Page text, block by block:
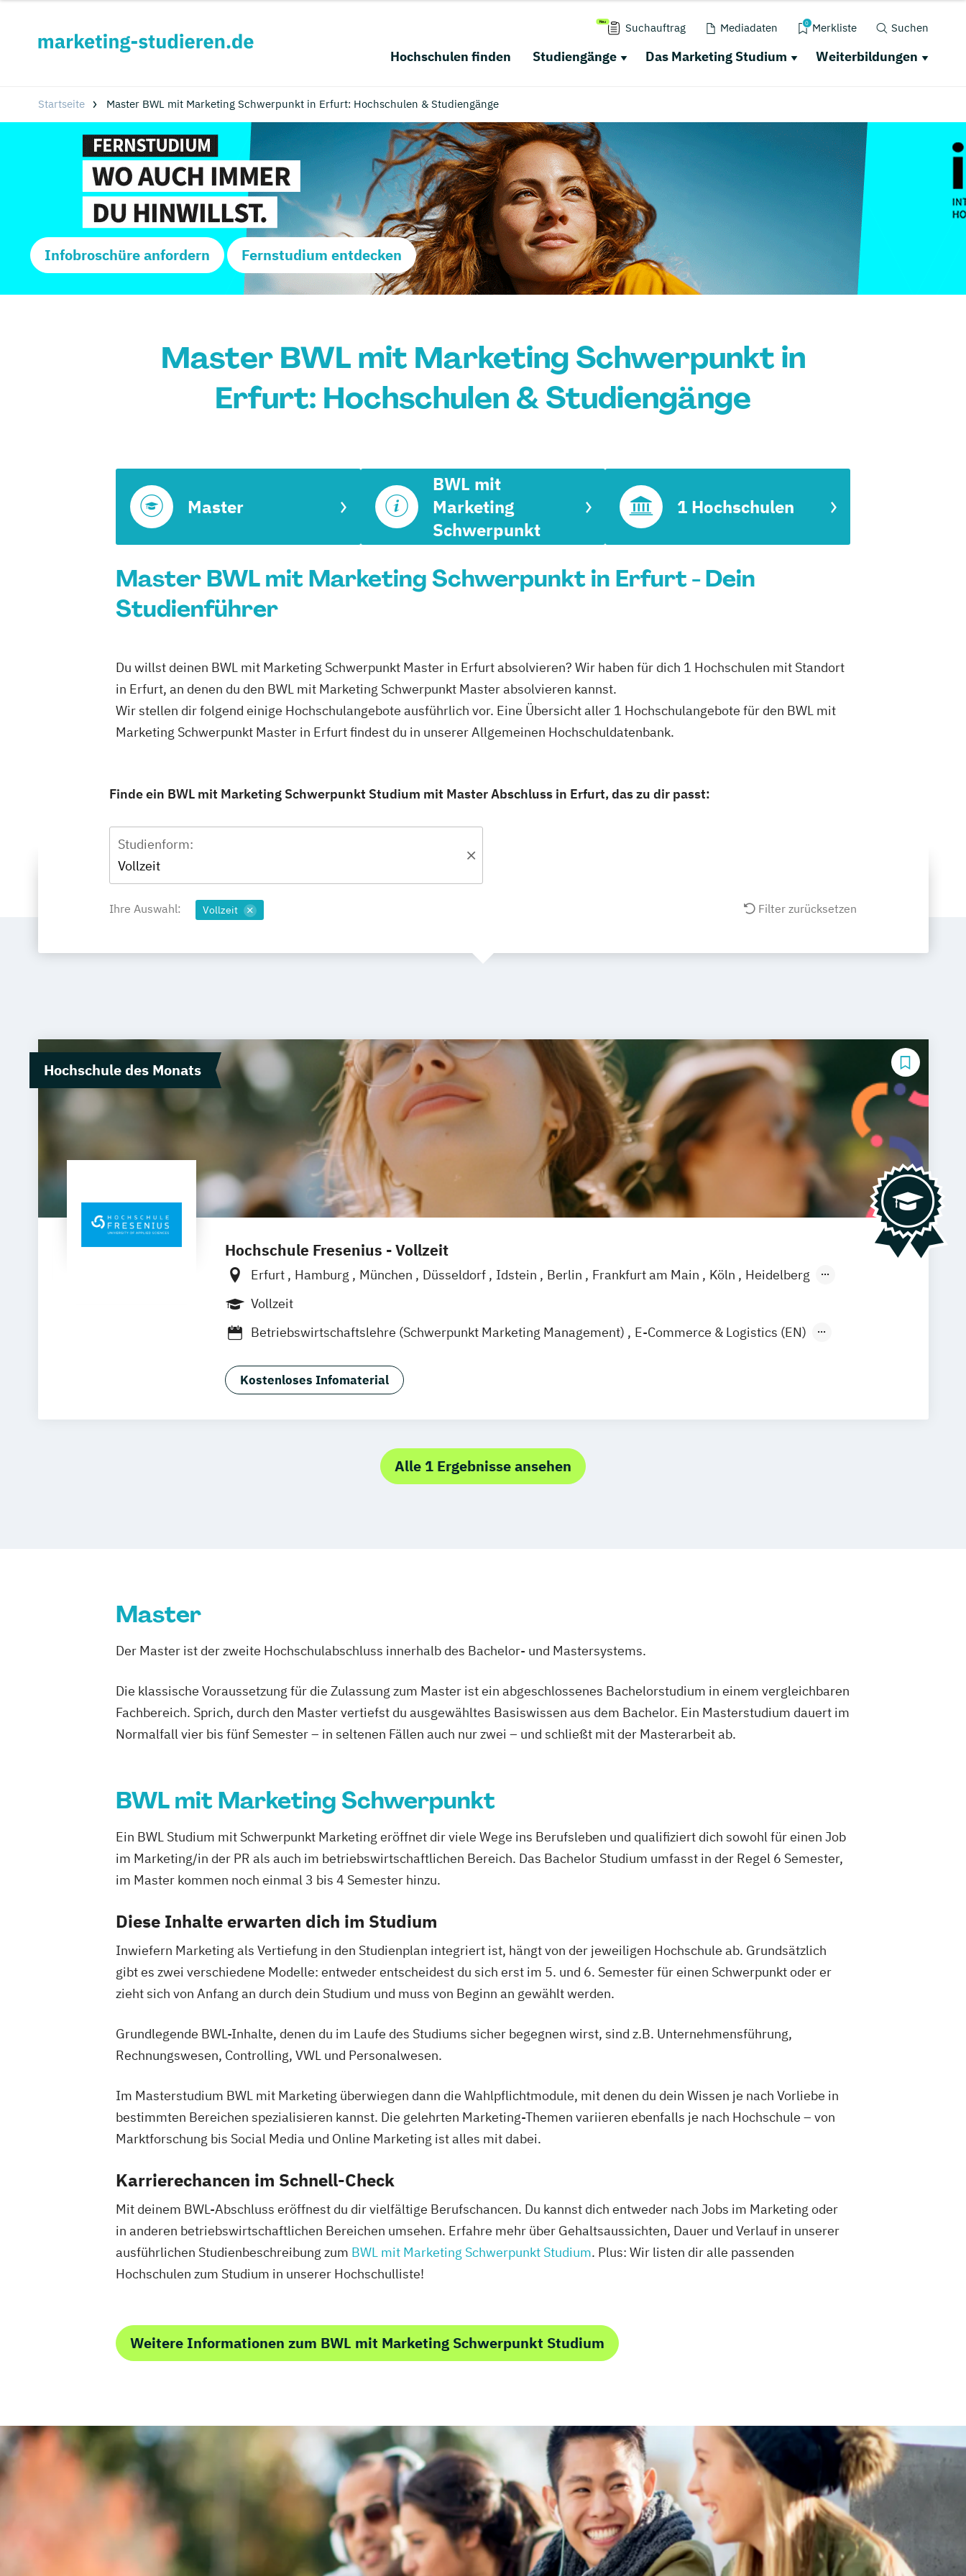
Suchauftrag Mediadaten 0 Merkliste Suchen
Hochschulen finden Studiengänge Das Marketing Studium Weiterbildungen
Startseite Master BWL mit Marketing Schwerpunkt in Erfurt: Hochschulen & Studiengänge
Infobroschüre anfordern Fernstudium entdecken
Master BWL mit Marketing Schwerpunkt in
Erfurt: Hochschulen & Studiengänge
Master
BWL mit
Marketing
Schwerpunkt
1 Hochschulen
Master BWL mit Marketing Schwerpunkt in Erfurt - Dein
Studienführer
Du willst deinen BWL mit Marketing Schwerpunkt Master in Erfurt absolvieren? Wir haben für dich 1 Hochschulen mit Standort
in Erfurt, an denen du den BWL mit Marketing Schwerpunkt Master absolvieren kannst.
Wir stellen dir folgend einige Hochschulangebote ausführlich vor. Eine Übersicht aller 1 Hochschulangebote für den BWL mit
Marketing Schwerpunkt Master in Erfurt findest du in unserer Allgemeinen Hochschuldatenbank.
Finde ein BWL mit Marketing Schwerpunkt Studium mit Master Abschluss in Erfurt, das zu dir passt:
Studienform:
Vollzeit
Ihre Auswahl: Vollzeit Filter zurücksetzen
Hochschule des Monats
Hochschule Fresenius - Vollzeit
Erfurt Hamburg München Düsseldorf Idstein Berlin Frankfurt am Main Köln
Heidelberg
Wiesbaden
Vollzeit
Betriebswirtschaftslehre (Schwerpunkt Marketing Management)
E-Commerce & Logistics (EN)
Medienmanagement und Digitales Marketing
Hotel- und Eventmanagement
Kostenloses Infomaterial
Alle 1 Ergebnisse ansehen
Master
Der Master ist der zweite Hochschulabschluss innerhalb des Bachelor- und Mastersystems.
Die klassische Voraussetzung für die Zulassung zum Master ist ein abgeschlossenes Bachelorstudium in einem vergleichbaren
Fachbereich. Sprich, durch den Master vertiefst du ausgewähltes Basiswissen aus dem Bachelor. Ein Masterstudium dauert im
Normalfall vier bis fünf Semester – in seltenen Fällen auch nur zwei – und schließt mit der Masterarbeit ab.
BWL mit Marketing Schwerpunkt
Ein BWL Studium mit Schwerpunkt Marketing eröffnet dir viele Wege ins Berufsleben und qualifiziert dich sowohl für einen Job
im Marketing/in der PR als auch im betriebswirtschaftlichen Bereich. Das Bachelor Studium umfasst in der Regel 6 Semester,
im Master kommen noch einmal 3 bis 4 Semester hinzu.
Diese Inhalte erwarten dich im Studium
Inwiefern Marketing als Vertiefung in den Studienplan integriert ist, hängt von der jeweiligen Hochschule ab. Grundsätzlich
gibt es zwei verschiedene Modelle: entweder entscheidest du sich erst im 5. und 6. Semester für einen Schwerpunkt oder er
zieht sich von Anfang an durch dein Studium und muss von Beginn an gewählt werden.
Grundlegende BWL-Inhalte, denen du im Laufe des Studiums sicher begegnen wirst, sind z.B. Unternehmensführung,
Rechnungswesen, Controlling, VWL und Personalwesen.
Im Masterstudium BWL mit Marketing überwiegen dann die Wahlpflichtmodule, mit denen du dein Wissen je nach Vorliebe in
bestimmten Bereichen spezialisieren kannst. Die gelehrten Marketing-Themen variieren ebenfalls je nach Hochschule – von
Marktforschung bis Social Media und Online Marketing ist alles mit dabei.
Karrierechancen im Schnell-Check
Mit deinem BWL-Abschluss eröffnest du dir vielfältige Berufschancen. Du kannst dich entweder nach Jobs im Marketing oder
in anderen betriebswirtschaftlichen Bereichen umsehen. Erfahre mehr über Gehaltsaussichten, Dauer und Verlauf in unserer
ausführlichen Studienbeschreibung zum BWL mit Marketing Schwerpunkt Studium. Plus: Wir listen dir alle passenden
Hochschulen zum Studium in unserer Hochschulliste!
Weitere Informationen zum BWL mit Marketing Schwerpunkt Studium